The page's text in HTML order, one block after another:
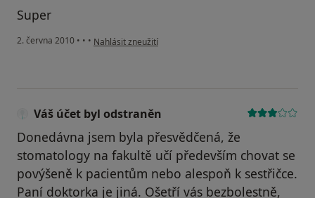
Super
2. června 2010 • • • podle názoru uživatele Pacient
Nahlásit zneužití
Váš účet byl odstraněn
Donedávna jsem byla přesvědčená, že
stomatology na fakultě učí především chovat se
povýšeně k pacientům nebo alespoň k sestřičce.
Paní doktorka je jiná. Ošetří vás bezbolestně,